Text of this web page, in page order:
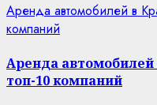
Аренда автомобилей в
компаний
Аренда автомобилей
топ-10 компаний